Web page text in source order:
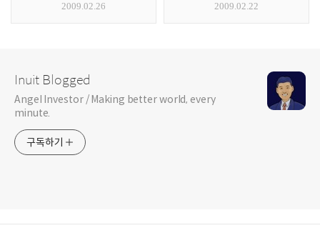
2009.02.26 2009.02.22
Inuit Blogged
Angel Investor / Making better world, every
minute.
구독하기